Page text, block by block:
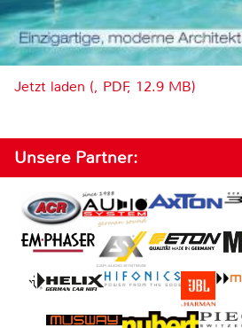
Jetzt laden (, PDF, 12.9 MB)
Unsere Partner: